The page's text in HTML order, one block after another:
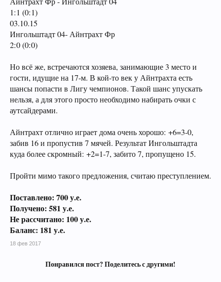
1:1 (0:1)
03.10.15
Ингольштадт 04- Айнтрахт Фр
2:0 (0:0)
Но всё же, встречаются хозяева, занимающие 3 место и
гости, идущие на 17-м. В кой-то век у Айнтрахта есть
шансы попасти в Лигу чемпионов. Такой шанс упускать
нельзя, а для этого просто необходимо набирать очки с
аутсайдерами.
Айнтрахт отлично играет дома очень хорошо: +6=3-0,
забив 16 и пропустив 7 мячей. Результат Ингольштадта
куда более скромный: +2=1-7, забито 7, пропущено 15.
Пройти мимо такого предложения, считаю преступлением.
Поставлено: 700 у.е.
Получено: 581 у.е.
Не рассчитано: 100 у.е.
Баланс: 181 у.е.
18 фев 2017
Понравился пост? Поделитесь с другими!